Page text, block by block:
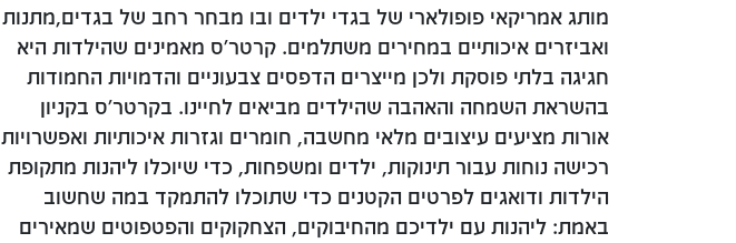
מותג אמריקאי פופולארי של בגדי ילדים ובו מבחר רחב של בגדים,מתנות
ואביזרים איכותיים במחירים משתלמים. קרטר'ס מאמינים שהילדות היא
חגיגה בלתי פוסקת ולכן מייצרים הדפסים צבעוניים והדמויות החמודות
בהשראת השמחה והאהבה שהילדים מביאים לחיינו. בקרטר'ס בקניון
אורות מציעים עיצובים מלאי מחשבה, חומרים וגזרות איכותיות ואפשרויות
רכישה נוחות עבור תינוקות, ילדים ומשפחות, כדי שיוכלו ליהנות מתקופת
הילדות ודואגים לפרטים הקטנים כדי שתוכלו להתמקד במה שחשוב
באמת: ליהנות עם ילדיכם מהחיבוקים, הצחקוקים והפטפוטים שמאירים